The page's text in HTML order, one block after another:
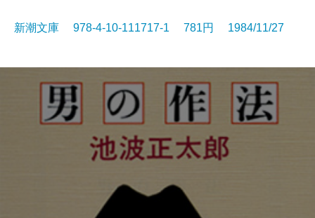
新潮文庫 978-4-10-111717-1 781円 1984/11/27